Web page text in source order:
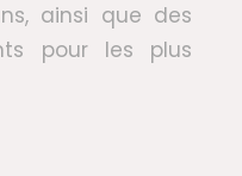
ainsi que des
pour les plus